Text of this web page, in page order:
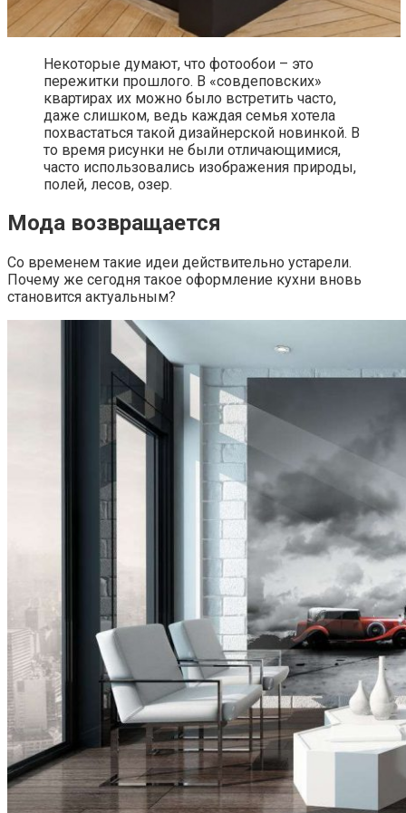
Некоторые думают, что фотообои – это
пережитки прошлого. В «совдеповских»
квартирах их можно было встретить часто,
даже слишком, ведь каждая семья хотела
похвастаться такой дизайнерской новинкой. В
то время рисунки не были отличающимися,
часто использовались изображения природы,
полей, лесов, озер.
Мода возвращается
Со временем такие идеи действительно устарели.
Почему же сегодня такое оформление кухни вновь
становится актуальным?